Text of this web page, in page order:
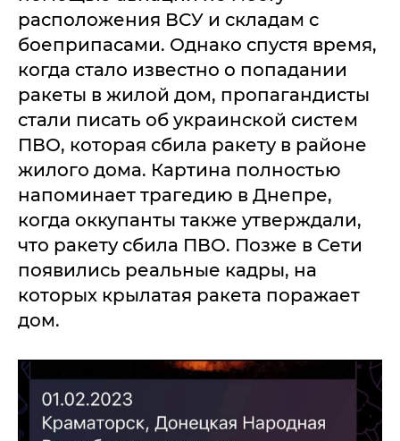
расположения ВСУ и складам с
боеприпасами. Однако спустя время,
когда стало известно о попадании
ракеты в жилой дом, пропагандисты
стали писать об украинской систем
ПВО, которая сбила ракету в районе
жилого дома. Картина полностью
напоминает трагедию в Днепре,
когда оккупанты также утверждали,
что ракету сбила ПВО. Позже в Сети
появились реальные кадры, на
которых крылатая ракета поражает
дом.